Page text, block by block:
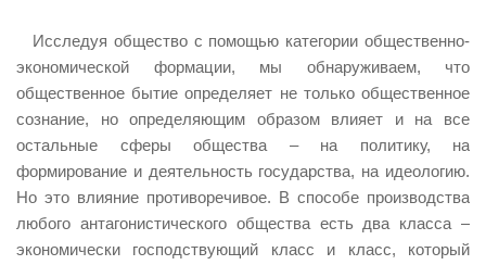
ФЕДЕРАЦИЯ ПРОФСОЮЗОВ РОССИИ
НАРОДНАЯ ПРАВДА
Исследуя общество с помощью категории общественно-
экономической формации, мы обнаруживаем, что
общественное бытие определяет не только общественное
сознание, но определяющим образом влияет и на все
остальные сферы общества – на политику, на
формирование и деятельность государства, на идеологию.
Но это влияние противоречивое. В способе производства
любого антагонистического общества есть два класса –
экономически господствующий класс и класс, который